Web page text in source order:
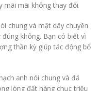
mãi mãi không thay đổi.
chung và mặt dây chuyền
không. Bạn có biết vì
thần kỳ giúp tác động bổ
anh nói chung và đá
lòng đất hàng chục triệu